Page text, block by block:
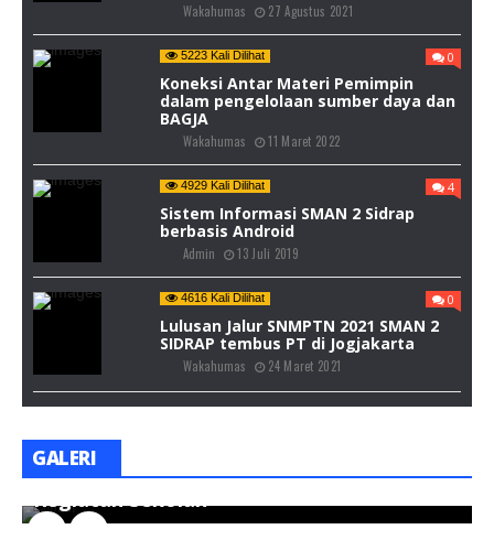
Wakahumas 27 Agustus 2021
5223 Kali Dilihat 0
Koneksi Antar Materi Pemimpin
dalam pengelolaan sumber daya dan
BAGJA
Wakahumas 11 Maret 2022
4929 Kali Dilihat 4
Sistem Informasi SMAN 2 Sidrap
berbasis Android
Admin 13 Juli 2019
4616 Kali Dilihat 0
Lulusan Jalur SNMPTN 2021 SMAN 2
SIDRAP tembus PT di Jogjakarta
Wakahumas 24 Maret 2021
GALERI
Kegiatan Sekolah